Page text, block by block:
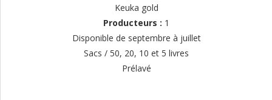
Keuka gold
Producteurs : 1
Disponible de septembre à juillet
Sacs / 50, 20, 10 et 5 livres
Prélavé